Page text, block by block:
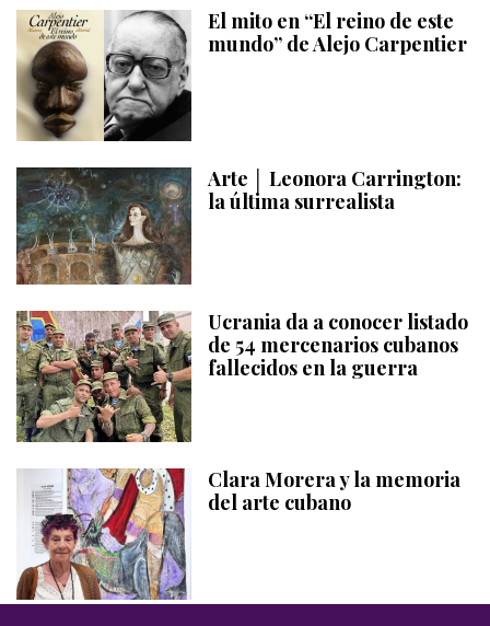
El mito en “El reino de este
mundo” de Alejo Carpentier
Arte │ Leonora Carrington:
la última surrealista
Ucrania da a conocer listado
de 54 mercenarios cubanos
fallecidos en la guerra
Clara Morera y la memoria
del arte cubano